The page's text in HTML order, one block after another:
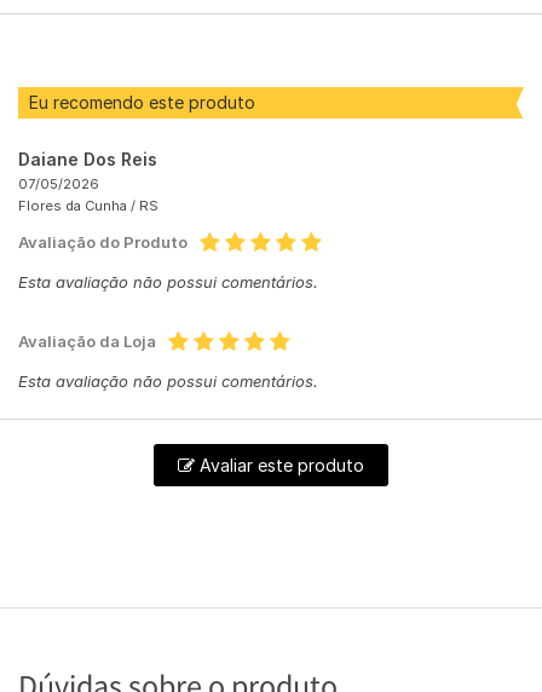
Eu recomendo este produto
Daiane Dos Reis
07/05/2026
Flores da Cunha / RS
Avaliação do Produto
Esta avaliação não possui comentários.
Avaliação da Loja
Esta avaliação não possui comentários.
Avaliar este produto